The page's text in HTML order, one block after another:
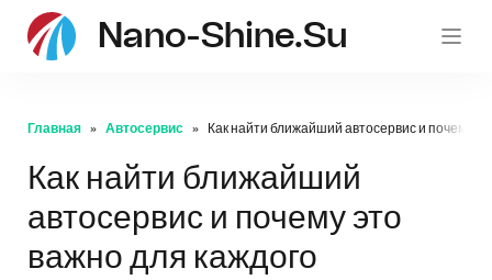
Nano-Shine.su
Главная Автосервис Как найти ближайший автосервис и почему
Как найти ближайший
автосервис и почему это
важно для каждого